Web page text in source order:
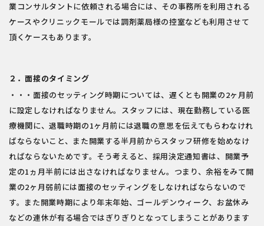
業コンサルタントに依頼される場合には、その事務所を利用される
ケースやクリニックモールでは調剤薬局様の控室なども利用させて
頂くケースもあります。
２．面接のタイミング
・・・面接のセッティング時期については、遅くとも開業の2ヶ月前
に設定しなければなりません。スタッフには、現在勤務している医
療機関に、退職時期の1ヶ月前には退職の意思を伝えてもらわなけれ
ばならないこと、また開業する半月前からスタッフ研修を始めなけ
ればならないためです。そう考えると、採用決定通知書は、開業予
定の1ヵ月半前には出さなければなりません。つまり、余裕をみて開
業の2ヶ月弱前には面接のセッティングをしなければならないので
す。また開業時期により年末年始、ゴールデンウィーク、お盆休み
などの連休が有る場合ではぎりぎりとなってしまうことがあります